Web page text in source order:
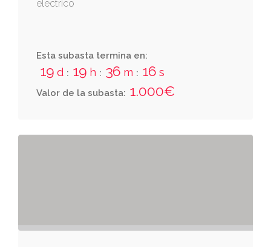
denominación y por las escaleras y
electrico
Esta subasta termina en:
19 d : 19 h : 36 m : 16 s
Valor de la subasta: 1.000€